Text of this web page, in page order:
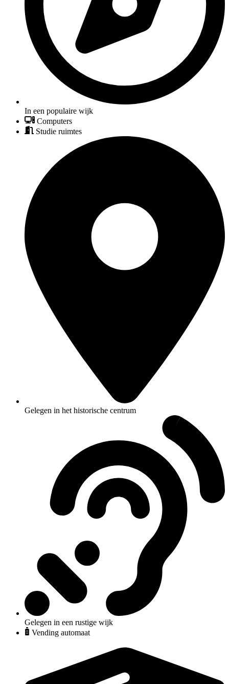
In een populaire wijk
Computers
Studie ruimtes
Gelegen in het historische centrum
Gelegen in een rustige wijk
Vending automaat